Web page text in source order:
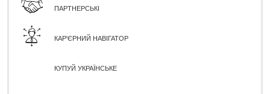
ПАРТНЕРСЬКІ
КАР'ЄРНИЙ НАВІГАТОР
КУПУЙ УКРАЇНСЬКЕ